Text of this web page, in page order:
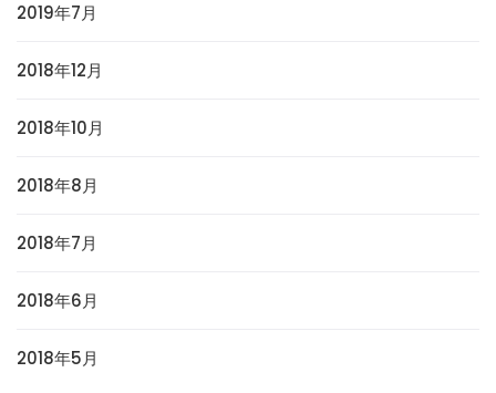
2019年7月
2018年12月
2018年10月
2018年8月
2018年7月
2018年6月
2018年5月